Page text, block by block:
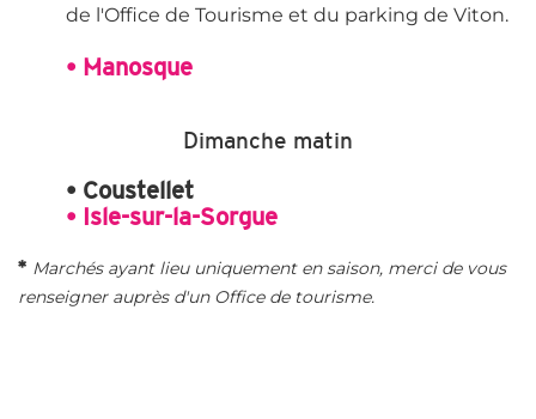
de l'Office de Tourisme et du parking de Viton.
• Manosque
Dimanche matin
• Coustellet
• Isle-sur-la-Sorgue
* Marchés ayant lieu uniquement en saison, merci de vous
renseigner auprès d'un Office de tourisme.